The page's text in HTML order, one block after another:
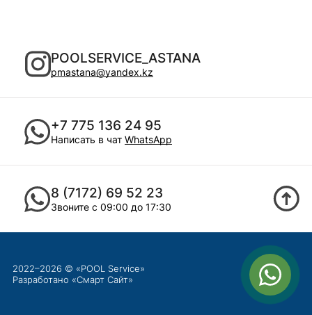
POOLSERVICE_ASTANA
pmastana@yandex.kz
+7 775 136 24 95
Написать в чат WhatsApp
8 (7172) 69 52 23
Звоните с 09:00 до 17:30
2022–2026 © «POOL Service»
Разработано «Смарт Сайт»